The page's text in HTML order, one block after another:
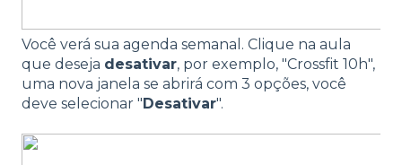
Você verá sua agenda semanal. Clique na aula
que deseja desativar, por exemplo, "Crossfit 10h",
uma nova janela se abrirá com 3 opções, você
deve selecionar " Desativar".